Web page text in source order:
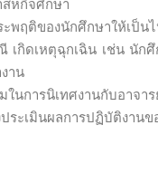
หกิจศึกษา
พฤติของนักศึกษาให้เป็น
เกิดเหตุฉุกเฉิน เช่น นัก
าน
ในการนิเทศงานกับอาจ
ระเมินผลการปฏิบัติงาน